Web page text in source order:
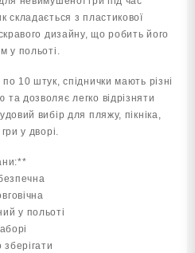
складається з пластикової
дизайну, що робить його
у польоті.
10 штук, спіднички мають різні
дозволяє легко відрізняти
вибір для пляжу, пікніка,
у дворі.
у польоті